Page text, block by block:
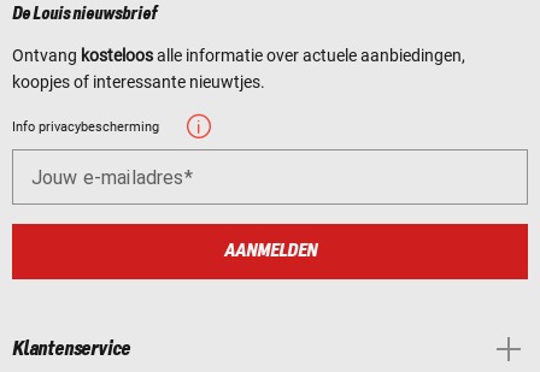
De Louis nieuwsbrief
Ontvang kosteloosalle informatie over actuele aanbiedingen,
koopjes of interessante nieuwtjes.
Info privacybescherming
Jouw e-mailadres
AANMELDEN
Klantenservice